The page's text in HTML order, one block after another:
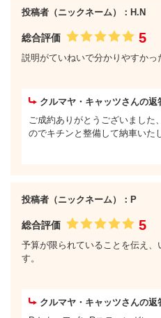
投稿者（ニックネーム）：H.N
総合評価 5
説明がていねいで分かりやすかっ
クルマヤ・キャッツさんの返
ご成約ありがとうございました
のでキチンと整備して納車いた
投稿者（ニックネーム）：P
総合評価 5
予算が限られていることを伝え
す。
クルマヤ・キャッツさんの返